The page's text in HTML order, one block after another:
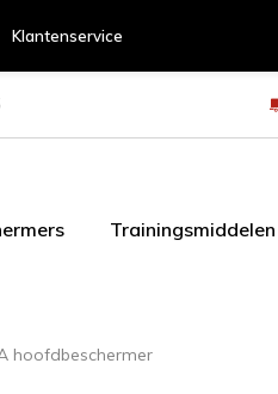
Klantenservice
Trainingsmiddelen
hoofdbeschermer